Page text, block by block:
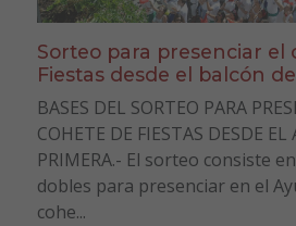
Sorteo para presenciar el
Fiestas desde el balcón
BASES DEL SORTEO PARA
COHETE DE FIESTAS DESDE
PRIMERA.- El sorteo consiste
dobles para presenciar en el
cohe...